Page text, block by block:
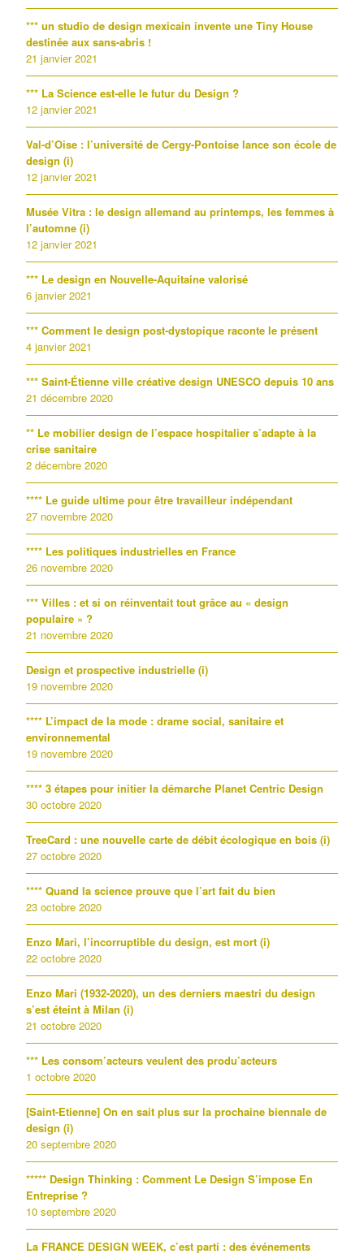
*** un studio de design mexicain invente une Tiny House
destinée aux sans-abris !
21 janvier 2021
*** La Science est-elle le futur du Design ?
12 janvier 2021
Val-d’Oise : l’université de Cergy-Pontoise lance son école de
design (i)
12 janvier 2021
Musée Vitra : le design allemand au printemps, les femmes à
l’automne (i)
12 janvier 2021
*** Le design en Nouvelle-Aquitaine valorisé
6 janvier 2021
*** Comment le design post-dystopique raconte le présent
4 janvier 2021
*** Saint-Étienne ville créative design UNESCO depuis 10 ans
21 décembre 2020
** Le mobilier design de l’espace hospitalier s’adapte à la
crise sanitaire
2 décembre 2020
**** Le guide ultime pour être travailleur indépendant
27 novembre 2020
**** Les politiques industrielles en France
26 novembre 2020
*** Villes : et si on réinventait tout grâce au « design
populaire » ?
21 novembre 2020
Design et prospective industrielle (i)
19 novembre 2020
**** L’impact de la mode : drame social, sanitaire et
environnemental
19 novembre 2020
**** 3 étapes pour initier la démarche Planet Centric Design
30 octobre 2020
TreeCard : une nouvelle carte de débit écologique en bois (i)
27 octobre 2020
**** Quand la science prouve que l’art fait du bien
23 octobre 2020
Enzo Mari, l’incorruptible du design, est mort (i)
22 octobre 2020
Enzo Mari (1932-2020), un des derniers maestri du design
s’est éteint à Milan (i)
21 octobre 2020
*** Les consom’acteurs veulent des produ’acteurs
1 octobre 2020
[Saint-Etienne] On en sait plus sur la prochaine biennale de
design (i)
20 septembre 2020
***** Design Thinking : Comment Le Design S’impose En
Entreprise ?
10 septembre 2020
La FRANCE DESIGN WEEK, c’est parti : des événements